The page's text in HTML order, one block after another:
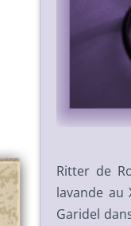
Ritter de
lavande au
Garidel